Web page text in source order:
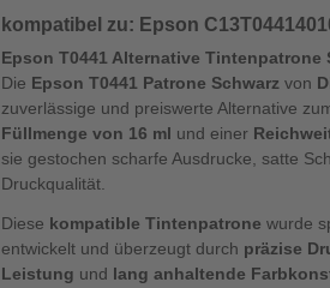
kompatibel zu: Epson
Epson T0441 Alternative
Die Epson T0441 Patrone Schwarzvon
zuverlässige und preiswerte Alternative
Füllmenge von 16 ml und einer
sie gestochen scharfe Ausdrucke, satte
Druckqualität.
Diese kompatible Tintenpatrone wurde
entwickelt und überzeugt durch präzise
Leistung und lang anhaltende